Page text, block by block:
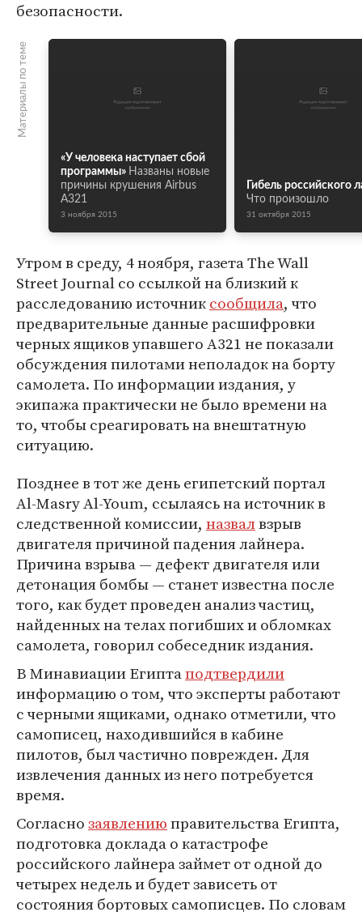
безопасности.
Материалы по теме
«У человека наступает сбой
программы» Названы новые
причины крушения Airbus
A321
3 ноября 2015
Гибель российского
Что произошло
31 октября 2015
Утром в среду, 4 ноября, газета The Wall
Street Journal со ссылкой на близкий к
расследованию источниксообщила, что
предварительные данные расшифровки
черных ящиков упавшего A321 не показали
обсуждения пилотами неполадок на борту
самолета. По информации издания, у
экипажа практически не было времени на
то, чтобы среагировать на внештатную
ситуацию.
Позднее в тот же день египетский портал
Al-Masry Al-Youm, ссылаясь на источник в
следственной комиссии, назвалвзрыв
двигателя причиной падения лайнера.
Причина взрыва — дефект двигателя или
детонация бомбы — станет известна после
того, как будет проведен анализ частиц,
найденных на телах погибших и обломках
самолета, говорил собеседник издания.
В Минавиации Египтаподтвердили
информацию о том, что эксперты работают
с черными ящиками, однако отметили, что
самописец, находившийся в кабине
пилотов, был частично поврежден. Для
извлечения данных из него потребуется
время.
Согласнозаявлениюправительства Египта,
подготовка доклада о катастрофе
российского лайнера займет от одной до
четырех недель и будет зависеть от
состояния бортовых самописцев. По словам